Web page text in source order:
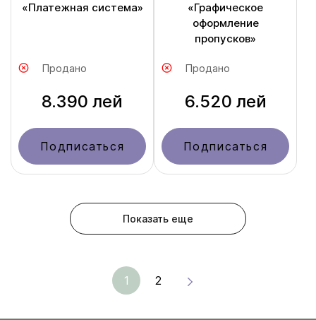
«Платежная система»
Продано
8.390 лей
Подписаться
«Графическое
оформление
пропусков»
Продано
6.520 лей
Подписаться
Показать еще
1 2